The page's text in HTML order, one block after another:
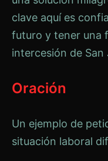
clave aquí es
futuro y tener una
intercesión de San
Oración
Un ejemplo de
situación laboral